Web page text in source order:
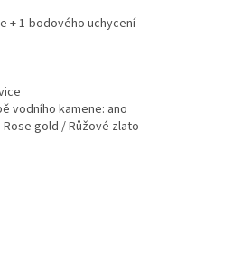
+ 1-bodového uchycení
vodního kamene: ano
gold / Růžové zlato